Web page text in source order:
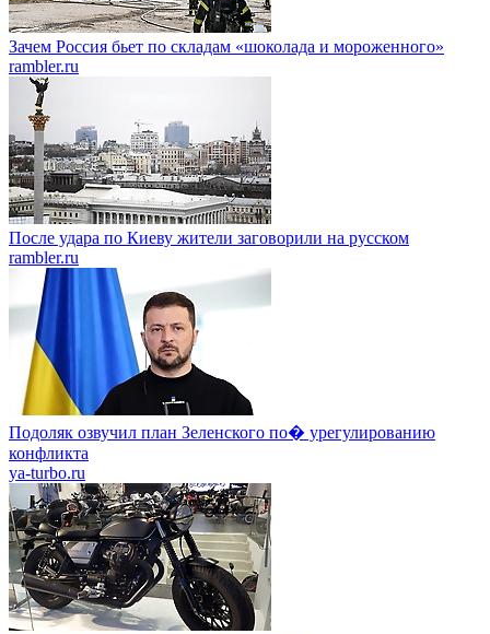
Зачем Россия бьет по складам «шоколада и мороженного»
rambler.ru
После удара по Киеву жители заговорили на русском
rambler.ru
Подоляк озвучил план Зеленского по� урегулированию
конфликта
ya-turbo.ru